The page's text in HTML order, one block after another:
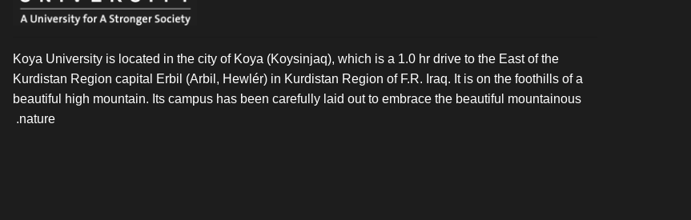
Koya University is located in the city of Koya (Koysinjaq), which is a 1.0 hr drive to the East of the
Kurdistan Region capital Erbil (Arbil, Hewlér) in Kurdistan Region of F.R. Iraq. It is on the foothills of a
beautiful high mountain. Its campus has been carefully laid out to embrace the beautiful mountainous
nature.